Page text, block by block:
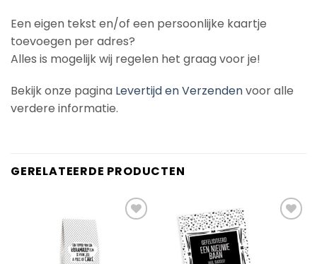
Een eigen tekst en/of een persoonlijke kaartje
toevoegen per adres?
Alles is mogelijk wij regelen het graag voor je!
Bekijk onze pagina Levertijd en Verzendenvoor alle
verdere informatie.
GERELATEERDE PRODUCTEN